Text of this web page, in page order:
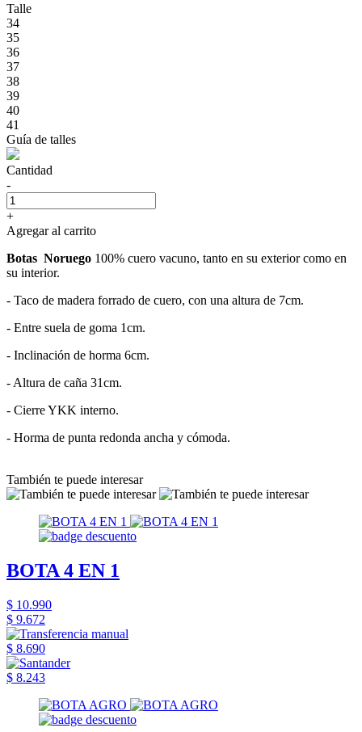
Talle
34
35
36
37
38
39
40
41
Guía de talles
Cantidad
-
+
Agregar al carrito
Botas Noruego 100% cuero vacuno, tanto en su exterior como en
su interior.
- Taco de madera forrado de cuero, con una altura de 7cm.
- Entre suela de goma 1cm.
- Inclinación de horma 6cm.
- Altura de caña 31cm.
- Cierre YKK interno.
- Horma de punta redonda ancha y cómoda.
También te puede interesar
BOTA 4 EN 1
$ 10.990
$ 9.672
$ 8.690
$ 8.243